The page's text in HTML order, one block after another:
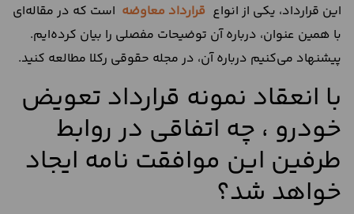
این قرارداد، یکی از انواع قرارداد معاوضه است که در مقاله‌ای
با همین عنوان، درباره آن توضیحات مفصلی را بیان کرده‌ایم.
پیشنهاد می‌کنیم درباره آن، در مجله حقوقی رکلا مطالعه کنید.
با انعقاد نمونه قرارداد تعویض
خودرو ، چه اتفاقی در روابط
طرفین این موافقت نامه ایجاد
خواهد شد؟